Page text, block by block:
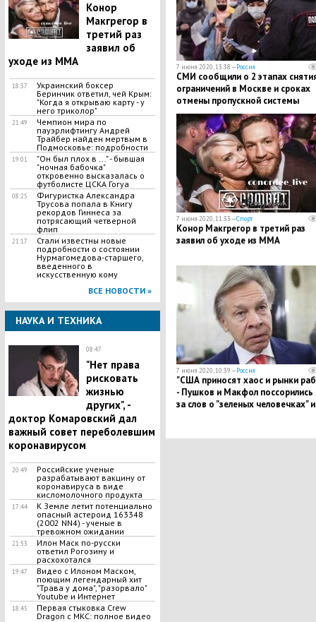
Конор
Макгрегор в
третий раз
заявил об
уходе из MMA
18:37
Украинский боксер
Беринчик ответил, чей Крым:
"Когда я открываю карту - у
него триколор"
21:49
Чемпион мира по
пауэрлифтингу Андрей
Трайбер найден мертвым в
Подмосковье: подробности
19:01
"Он был плох в ..." - бывшая
"ночная бабочка"
откровенно высказалась о
футболисте ЦСКА Гогуа
08:25
Фигуристка Александра
Трусова попала в Книгу
рекордов Гиннеса за
потрясающий четверной
флип
21:17
Стали известны новые
подробности о состоянии
Нурмагомедова-старшего,
введенного в
искусственную кому
ВСЕ НОВОСТИ »
НАУКА И ТЕХНИКА
08:47
"Нет права
рисковать
жизнью
других", -
доктор Комаровский дал
важный совет переболевшим
коронавирусом
20:49
Российские ученые
разрабатывают вакцину от
коронавируса в виде
кисломолочного продукта
17:44
К Земле летит потенциально
опасный астероид 163348
(2002 NN4) - ученые в
тревожном ожидании
21:53
Илон Маск по-русски
ответил Рогозину и
расхохотался
19:47
Видео с Илоном Маском,
поющим легендарный хит
"Трава у дома", "разорвало"
Youtube и Интернет
18:45
Первая стыковка Crew
Dragon с МКС: полное видео
7 июня 2020, 13:38 —Россия
СМИ сообщили о 2 этапах
ограничений в Москве и сроках
отмены пропускной системы
7 июня 2020, 11:33 —Спорт
Конор Макгрегор в третий раз
заявил об уходе из MMA
7 июня 2020, 10:39 —Россия
"США приносят хаос и рынки
- Пушков и Макфол поссорились
за слов о "зеленых человечках" и